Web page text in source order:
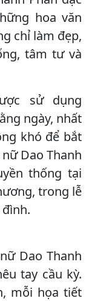
hoa văn
chỉ làm đẹp,
tâm tư và
sử dụng
ngày, nhất
khó để bắt
Dao Thanh
thống tại
trong lễ
Dao Thanh
tay cầu kỳ.
mỗi họa tiết